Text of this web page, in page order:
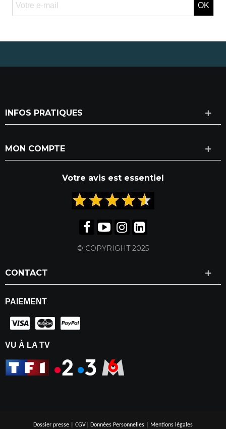
OK
INFOS PRATIQUES
MON COMPTE
Votre avis est essentiel
© COPYRIGHT 2025
CONTACT
PAIEMENT
VU À LA TV
Dossier presse CGV Données Personnelles Mentions légales